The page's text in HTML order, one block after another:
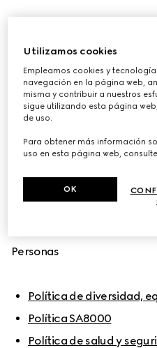
Política de
corporativa
[Principios de
(https://
Personas
Política de diversidad,
Política SA8000
Política de salud y
Utilizamos cookies
Empleamos cookies y
navegación en la página web,
misma y contribuir a nuestros
sigue utilizando esta página
de uso.
Para obtener más información
uso en esta página web,
OK